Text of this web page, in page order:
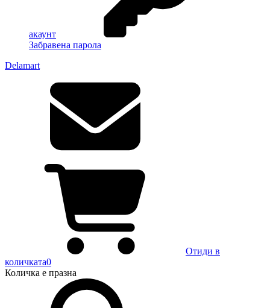
акаунт
Забравена парола
Delamart
Отиди в
количката0
Количка е празна